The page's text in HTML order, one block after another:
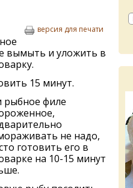
версия для печати
вымыть и уложить в
15 минут.
рыбное филе
не надо,
готовить его в
на 10-15 минут